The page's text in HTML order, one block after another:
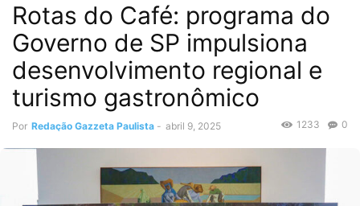
Rotas do Café: programa do
Governo de SP impulsiona
desenvolvimento regional e
turismo gastronômico
Por Redação Gazzeta Paulista - abril 9, 2025 0
1233